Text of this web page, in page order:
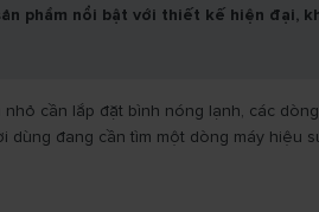
phẩm nổi bật với thiết kế hiện đại,
cần lắp đặt bình nóng lạnh, các
dùng đang cần tìm một dòng máy hiệu